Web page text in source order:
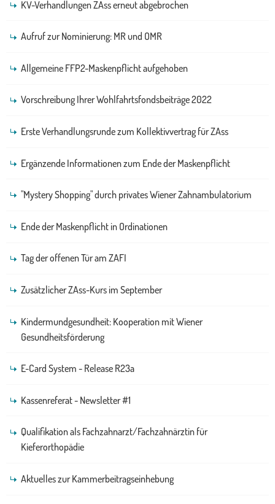
KV-Verhandlungen ZAss erneut abgebrochen
Aufruf zur Nominierung: MR und OMR
Allgemeine FFP2-Maskenpflicht aufgehoben
Vorschreibung Ihrer Wohlfahrtsfondsbeiträge 2022
Erste Verhandlungsrunde zum Kollektivvertrag für ZAss
Ergänzende Informationen zum Ende der Maskenpflicht
"Mystery Shopping" durch privates Wiener Zahnambulatorium
Ende der Maskenpflicht in Ordinationen
Tag der offenen Tür am ZAFI
Zusätzlicher ZAss-Kurs im September
Kindermundgesundheit: Kooperation mit Wiener
Gesundheitsförderung
E-Card System - Release R23a
Kassenreferat - Newsletter #1
Qualifikation als Fachzahnarzt/Fachzahnärztin für
Kieferorthopädie
Aktuelles zur Kammerbeitragseinhebung